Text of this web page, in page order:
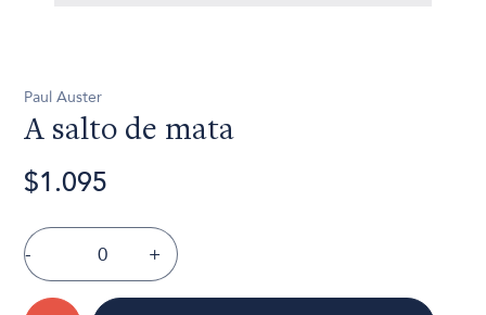
Paul Auster
A salto de mata
$1.095
- +